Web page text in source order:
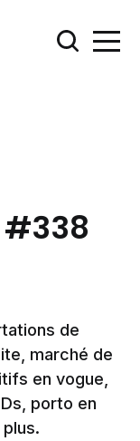
#338
de
marché de
en vogue,
porto en